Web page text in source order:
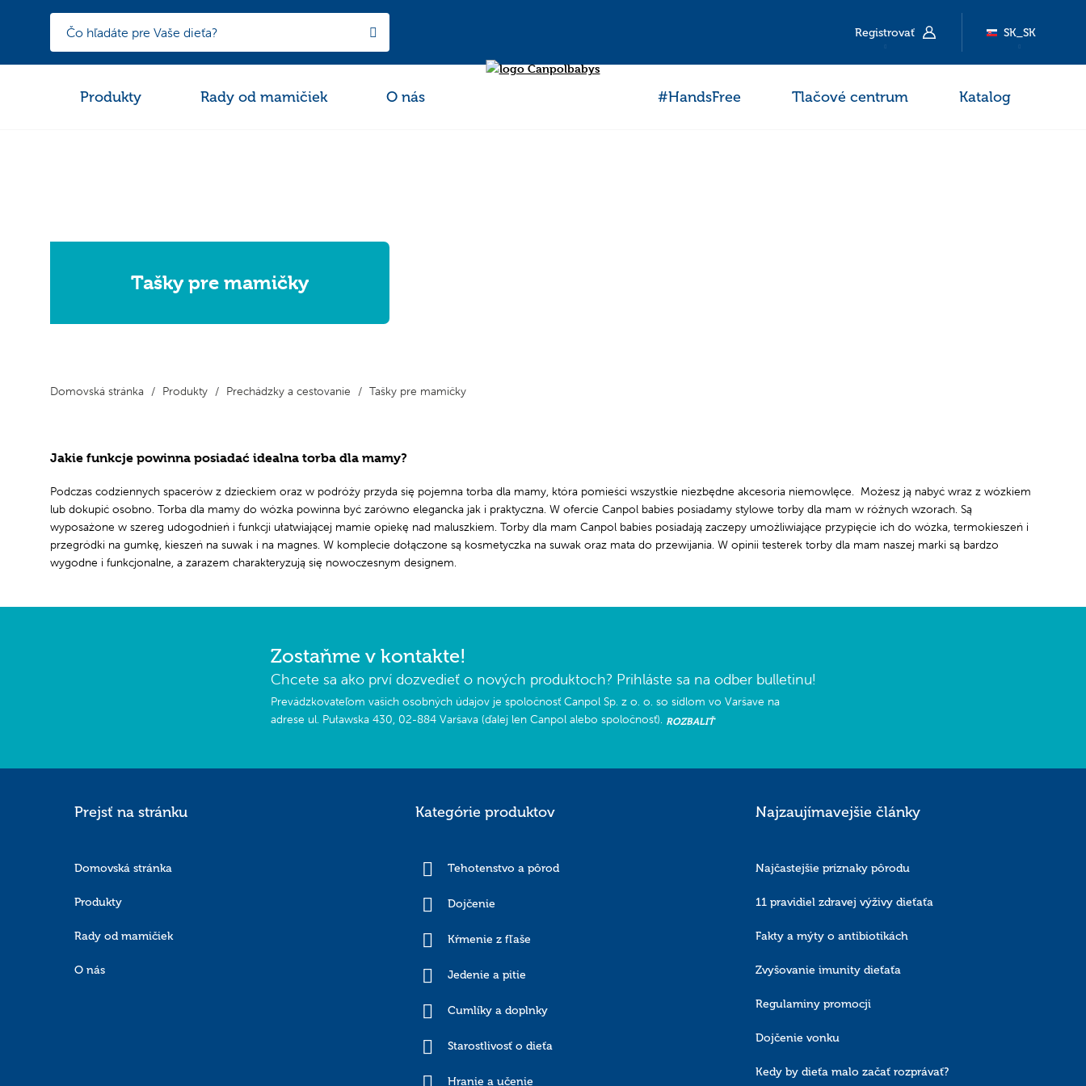
Registrovať SK_SK
Produkty Rady od mamičiek O nás #HandsFree Tlačové centrum Katalog
Tašky pre mamičky
Domovská stránka Produkty Prechádzky a cestovanie Tašky pre mamičky
Jakie funkcje powinna posiadać idealna torba dla mamy?
Podczas codziennych spacerów z dzieckiem oraz w podróży przyda się pojemna torba dla mamy, która pomieści wszystkie niezbędne akcesoria niemowlęce. Możesz ją nabyć wraz z wózkiem
lub dokupić osobno. Torba dla mamy do wózka powinna być zarówno elegancka jak i praktyczna. W ofercie Canpol babies posiadamy stylowe torby dla mam w różnych wzorach. Są
wyposażone w szereg udogodnień i funkcji ułatwiającej mamie opiekę nad maluszkiem. Torby dla mam Canpol babies posiadają zaczepy umożliwiające przypięcie ich do wózka, termokieszeń i
przegródki na gumkę, kieszeń na suwak i na magnes. W komplecie dołączone są kosmetyczka na suwak oraz mata do przewijania. W opinii testerek torby dla mam naszej marki są bardzo
wygodne i funkcjonalne, a zarazem charakteryzują się nowoczesnym designem.
Zostaňme v kontakte!
Chcete sa ako prví dozvedieť o nových produktoch? Prihláste sa na odber bulletinu!
Prevádzkovateľom vašich osobných údajov je spoločnosť Canpol Sp. z o. o. so sídlom vo Varšave na
adrese ul. Puławska 430, 02-884 Varšava (ďalej len Canpol alebo spoločnosť). ROZBALIŤ
Prejsť na stránku
Domovská stránka
Produkty
Rady od mamičiek
O nás
Kategórie produktov
Tehotenstvo a pôrod
Dojčenie
Kŕmenie z fľaše
Jedenie a pitie
Cumlíky a doplnky
Starostlivosť o dieťa
Hranie a učenie
Najzaujímavejšie články
Najčastejšie príznaky pôrodu
11 pravidiel zdravej výživy dieťaťa
Fakty a mýty o antibiotikách
Zvyšovanie imunity dieťaťa
Regulaminy promocji
Dojčenie vonku
Kedy by dieťa malo začať rozprávať?